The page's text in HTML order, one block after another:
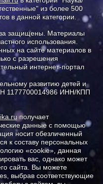
из более 500
в данной категории.
защищены. Материалы
использования.
на сайте материалов в
с разрешения
интернет-портал
развитию детей и
1177700014986 ИНН/КПП
получает
данные с помощью
носит обезличенный
к составу персональных
«cookie», данная
вас, однако может
сайта. Вы можете
выбрав соответствующие